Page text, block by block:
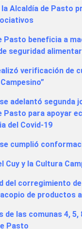
Alcaldía de Pasto
Pasto beneficia a
seguridad
verificación de
adelantó segunda
Pasto para apoyar
del Covid-19
cumplió
Cuy y la Cultura
del corregimiento
de productos
de las comunas 4,
Pasto